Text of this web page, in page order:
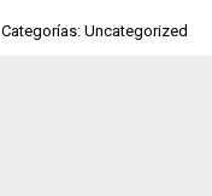
Categorías: Uncategorized